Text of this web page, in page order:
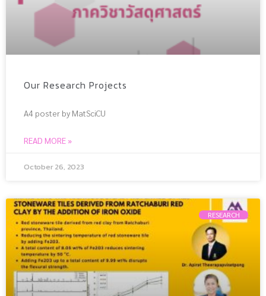
Our Research Projects
A4 poster by MatSciCU
READ MORE »
October 26, 2023
RESEARCH